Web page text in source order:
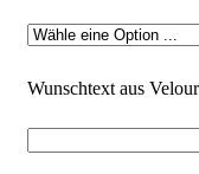
Wunschtext aus